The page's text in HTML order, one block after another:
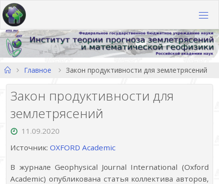
Перейти
к
содержимому
ГлавнаяГлавное Закон продуктивности для землетрясений
Закон продуктивности для
землетрясений
11.09.2020
Источник:OXFORD Academic
В журнале Geophysical Journal International (Oxford
Academic) опубликована статья коллектива авторов,